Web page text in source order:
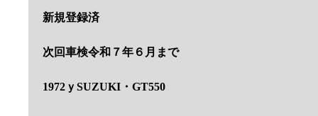
新規登録済
次回車検令和７年６月まで
1972ｙSUZUKI・GT550